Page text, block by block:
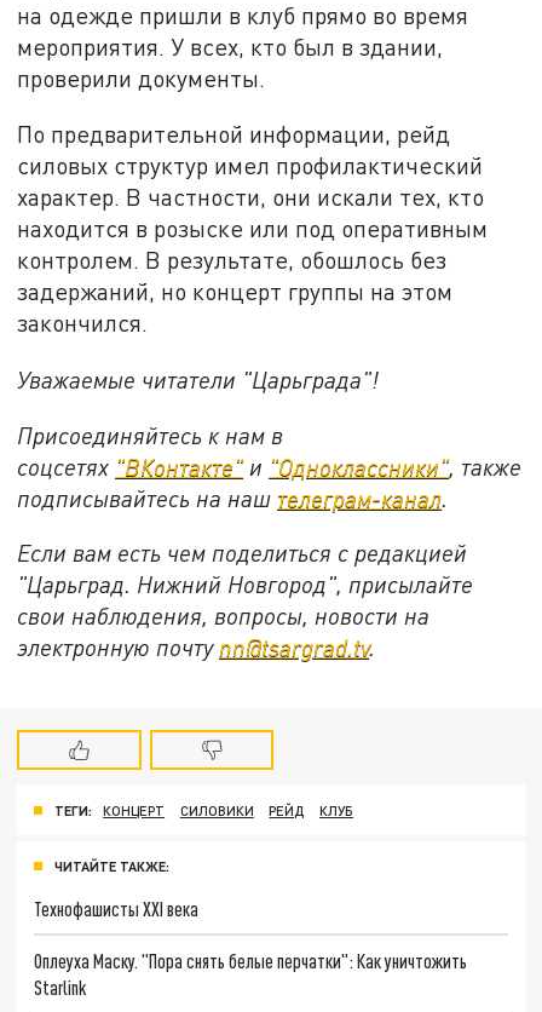
на одежде пришли в клуб прямо во время
мероприятия. У всех, кто был в здании,
проверили документы.
По предварительной информации, рейд
силовых структур имел профилактический
характер. В частности, они искали тех, кто
находится в розыске или под оперативным
контролем. В результате, обошлось без
задержаний, но концерт группы на этом
закончился.
Уважаемые читатели "Царьграда"!
Присоединяйтесь к нам в
соцсетях "ВКонтакте" и "Одноклассники" также
подписывайтесь на наш телеграм-канал
Если вам есть чем поделиться с редакцией
"Царьград. Нижний Новгород", присылайте
свои наблюдения, вопросы, новости на
электронную почту nn@tsargrad.tv.
ТЕГИ: КОНЦЕРТ СИЛОВИКИ РЕЙД КЛУБ
ЧИТАЙТЕ ТАКЖЕ:
Технофашисты XXI века
Оплеуха Маску. "Пора снять белые перчатки": Как уничтожить
Starlink